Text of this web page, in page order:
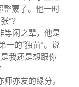
整蒙了。他一时
”？
等闲之辈，他是
一的“独苗”。说
我还是想跟你
亦友的缘分。